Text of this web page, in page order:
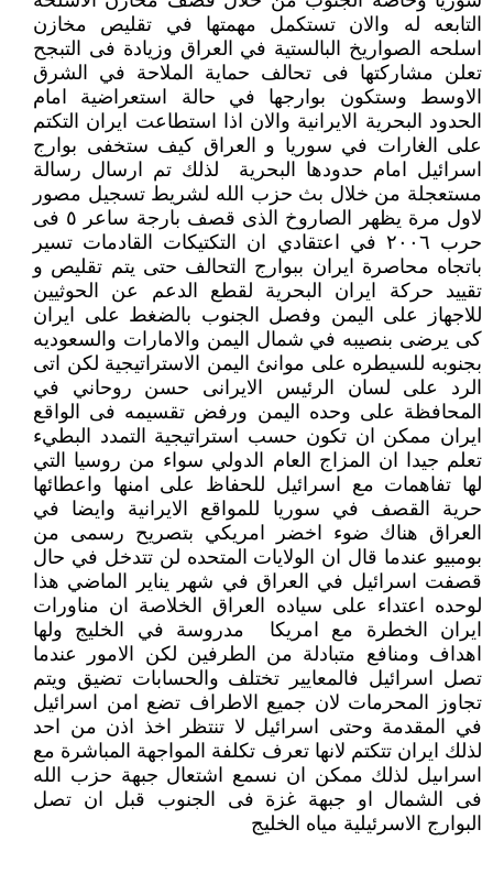
التابعه له والان تستكمل مهمتها في تقليص مخازن
اسلحه الصواريخ البالستية في العراق وزيادة فى التبجح
تعلن مشاركتها فى تحالف حماية الملاحة في الشرق
الاوسط وستكون بوارجها في حالة استعراضية امام
الحدود البحرية الايرانية والان اذا استطاعت ايران التكتم
على الغارات في سوريا و العراق كيف ستخفى بوارج
اسرائيل امام حدودها البحرية لذلك تم ارسال رسالة
مستعجلة من خلال بث حزب الله لشريط تسجيل مصور
لاول مرة يظهر الصاروخ الذى قصف بارجة ساعر ٥ فى
حرب ٢٠٠٦ في اعتقادي ان التكتيكات القادمات تسير
باتجاه محاصرة ايران ببوارج التحالف حتى يتم تقليص و
تقييد حركة ايران البحرية لقطع الدعم عن الحوثيين
للاجهاز على اليمن وفصل الجنوب بالضغط على ايران
كى يرضى بنصيبه في شمال اليمن والامارات والسعوديه
بجنوبه للسيطره على موانئ اليمن الاستراتيجية لكن اتى
الرد على لسان الرئيس الايرانى حسن روحاني في
المحافظة على وحده اليمن ورفض تقسيمه فى الواقع
ايران ممكن ان تكون حسب استراتيجية التمدد البطيء
تعلم جيدا ان المزاج العام الدولي سواء من روسيا التي
لها تفاهمات مع اسرائيل للحفاظ على امنها واعطائها
حرية القصف في سوريا للمواقع الايرانية وايضا في
العراق هناك ضوء اخضر امريكي بتصريح رسمى من
بومبيو عندما قال ان الولايات المتحده لن تتدخل في حال
قصفت اسرائيل في العراق في شهر يناير الماضي هذا
لوحده اعتداء على سياده العراق الخلاصة ان مناورات
ايران الخطرة مع امريكا مدروسة في الخليج ولها
اهداف ومنافع متبادلة من الطرفين لكن الامور عندما
تصل اسرائيل فالمعايير تختلف والحسابات تضيق ويتم
تجاوز المحرمات لان جميع الاطراف تضع امن اسرائيل
في المقدمة وحتى اسرائيل لا تنتظر اخذ اذن من احد
لذلك ايران تتكتم لانها تعرف تكلفة المواجهة المباشرة مع
اسراىيل لذلك ممكن ان نسمع اشتعال جبهة حزب الله
فى الشمال او جبهة غزة فى الجنوب قبل ان تصل
البوارج الاسرئيلية مياه الخليج